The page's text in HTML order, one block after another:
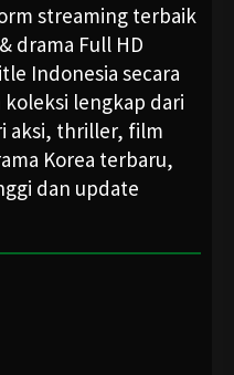
streaming terbaik
drama Full HD
Indonesia secara
lengkap dari
aksi, thriller, film
Korea terbaru,
dan update